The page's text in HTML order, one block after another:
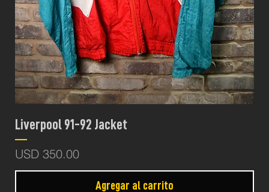
Liverpool 91-92 Jacket
Precio
USD 350.00
Agregar al carrito